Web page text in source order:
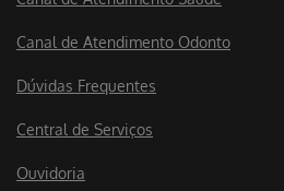
Canal de Atendimento Odonto
Dúvidas Frequentes
Central de Serviços
Ouvidoria